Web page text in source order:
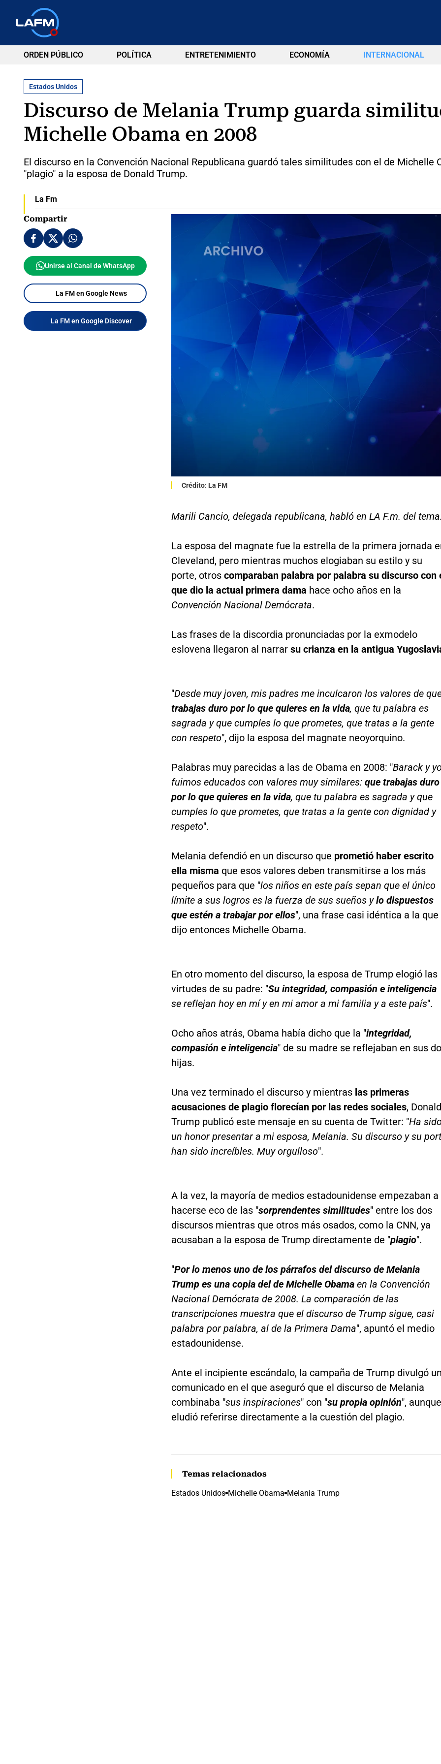
ORDEN PÚBLICO POLÍTICA ENTRETENIMIENTO ECONOMÍA INTERNACIONAL
Estados Unidos
Discurso de Melania Trump guarda
Michelle Obama en 2008
El discurso en la Convención Nacional Republicana guardó tales similitudes con el de Michelle
"plagio" a la esposa de Donald Trump.
La Fm
Compartir
Unirse al Canal de WhatsApp
La FM en Google News
La FM en Google Discover
Crédito: La FM
Marili Cancio, delegada republicana, habló en LA F.m. del
La esposa del magnate fue la estrella de la primera jornada
Cleveland, pero mientras muchos elogiaban su estilo y su
porte, otros comparaban palabra por palabra su discurso con
que dio la actual primera dama hace ocho años en la
Convención Nacional Demócrata.
Las frases de la discordia pronunciadas por la exmodelo
eslovena llegaron al narrar su crianza en la antigua
"Desde muy joven, mis padres me inculcaron los valores de
trabajas duro por lo que quieres en la vida, que tu palabra es
sagrada y que cumples lo que prometes, que tratas a la gente
con respeto", dijo la esposa del magnate neoyorquino.
Palabras muy parecidas a las de Obama en 2008: "Barack y
fuimos educados con valores muy similares: que trabajas duro
por lo que quieres en la vida, que tu palabra es sagrada y que
cumples lo que prometes, que tratas a la gente con dignidad y
respeto".
Melania defendió en un discurso que prometió haber escrito
ella misma que esos valores deben transmitirse a los más
pequeños para que "los niños en este país sepan que el único
límite a sus logros es la fuerza de sus sueños ylo dispuestos
que estén a trabajar por ellos", una frase casi idéntica a la que
dijo entonces Michelle Obama.
En otro momento del discurso, la esposa de Trump elogió las
virtudes de su padre: "Su integridad, compasión e inteligencia
se reflejan hoy en mí y en mi amor a mi familia y a este país".
Ocho años atrás, Obama había dicho que la "integridad,
compasión e inteligencia" de su madre se reflejaban en sus
hijas.
Una vez terminado el discurso y mientras las primeras
acusaciones de plagio florecían por las redes sociales, Donald
Trump publicó este mensaje en su cuenta de Twitter: "Ha
un honor presentar a mi esposa, Melania. Su discurso y su
han sido increíbles. Muy orgulloso".
A la vez, la mayoría de medios estadounidense empezaban a
hacerse eco de las "sorprendentes similitudes" entre los dos
discursos mientras que otros más osados, como la CNN, ya
acusaban a la esposa de Trump directamente de "plagio".
"Por lo menos uno de los párrafos del discurso de Melania
Trump es una copia del de Michelle Obamaen la Convención
Nacional Demócrata de 2008. La comparación de las
transcripciones muestra que el discurso de Trump sigue, casi
palabra por palabra, al de la Primera Dama", apuntó el medio
estadounidense.
Ante el incipiente escándalo, la campaña de Trump divulgó
comunicado en el que aseguró que el discurso de Melania
combinaba "sus inspiraciones" con "su propia opinión", aunque
eludió referirse directamente a la cuestión del plagio.
Temas relacionados
Estados Unidos Michelle Obama Melania Trump